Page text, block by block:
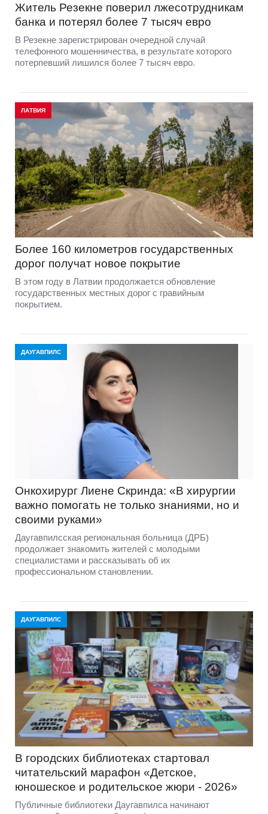
Житель Резекне поверил лжесотрудникам
банка и потерял более 7 тысяч евро
В Резекне зарегистрирован очередной случай
телефонного мошенничества, в результате которого
потерпевший лишился более 7 тысяч евро.
ЛАТВИЯ
Более 160 километров государственных
дорог получат новое покрытие
В этом году в Латвии продолжается обновление
государственных местных дорог с гравийным
покрытием.
ДАУГАВПИЛС
Онкохирург Лиене Скринда: «В хирургии
важно помогать не только знаниями, но и
своими руками»
Даугавпилсская региональная больница (ДРБ)
продолжает знакомить жителей с молодыми
специалистами и рассказывать об их
профессиональном становлении.
ДАУГАВПИЛС
В городских библиотеках стартовал
читательский марафон «Детское,
юношеское и родительское жюри - 2026»
Публичные библиотеки Даугавпилса начинают